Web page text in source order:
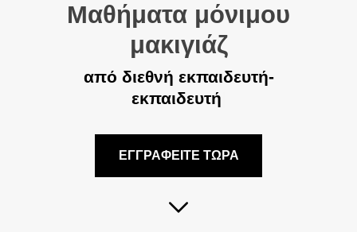
ΕΓΓΡΑΦΕΙΤΕ ΤΩΡΑ
Μαθήματα μόνιμου
μακιγιάζ
από διεθνή εκπαιδευτή-
εκπαιδευτή